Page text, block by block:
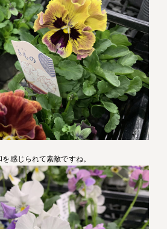
感じられて素敵ですね。